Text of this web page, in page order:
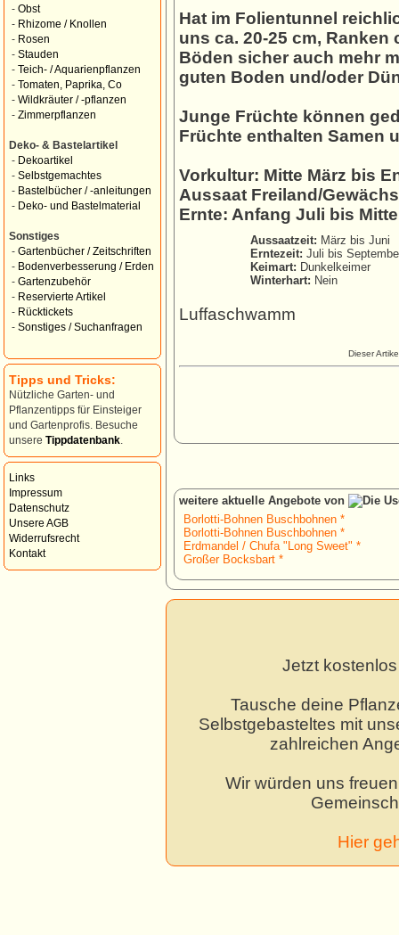
- Obst
- Rhizome / Knollen
- Rosen
- Stauden
- Teich- / Aquarienpflanzen
- Tomaten, Paprika, Co
- Wildkräuter / -pflanzen
- Zimmerpflanzen
Deko- & Bastelartikel
- Dekoartikel
- Selbstgemachtes
- Bastelbücher / -anleitungen
- Deko- und Bastelmaterial
Sonstiges
- Gartenbücher / Zeitschriften
- Bodenverbesserung / Erden
- Gartenzubehör
- Reservierte Artikel
- Rücktickets
- Sonstiges / Suchanfragen
Tipps und Tricks:
Nützliche Garten- und
Pflanzentipps für Einsteiger
und Gartenprofis. Besuche
unsere Tippdatenbank
Links
Impressum
Datenschutz
Unsere AGB
Widerrufsrecht
Kontakt
Hat im Folientunnel
uns ca. 20-25 cm, Ranken
Böden sicher auch mehr
guten Boden und/oder
Junge Früchte können
Früchte enthalten Samen
Vorkultur: Mitte März bis
Aussaat Freiland/
Ernte: Anfang Juli bis
Aussaatzeit: März bis Juni
Erntezeit: Juli bis
Keimart: Dunkelkeimer
Winterhart: Nein
Luffaschwamm
Dieser
weitere aktuelle Angebote von
Borlotti-Bohnen Buschbohnen *
Borlotti-Bohnen Buschbohnen *
Erdmandel / Chufa "Long Sweet" *
Großer Bocksbart *
Jetzt
Tausche deine
Selbstgebasteltes mit
zahlreichen
Wir würden uns
Hier